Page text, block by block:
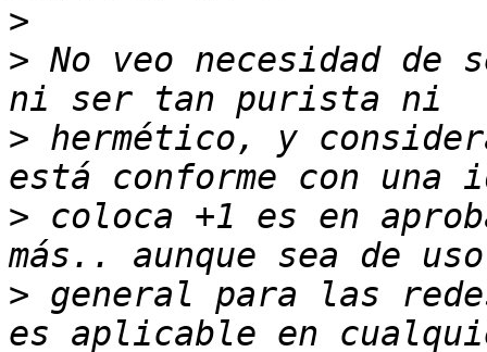
>
> No veo necesidad de
> hermético, y
> coloca +1 es en
> general para las